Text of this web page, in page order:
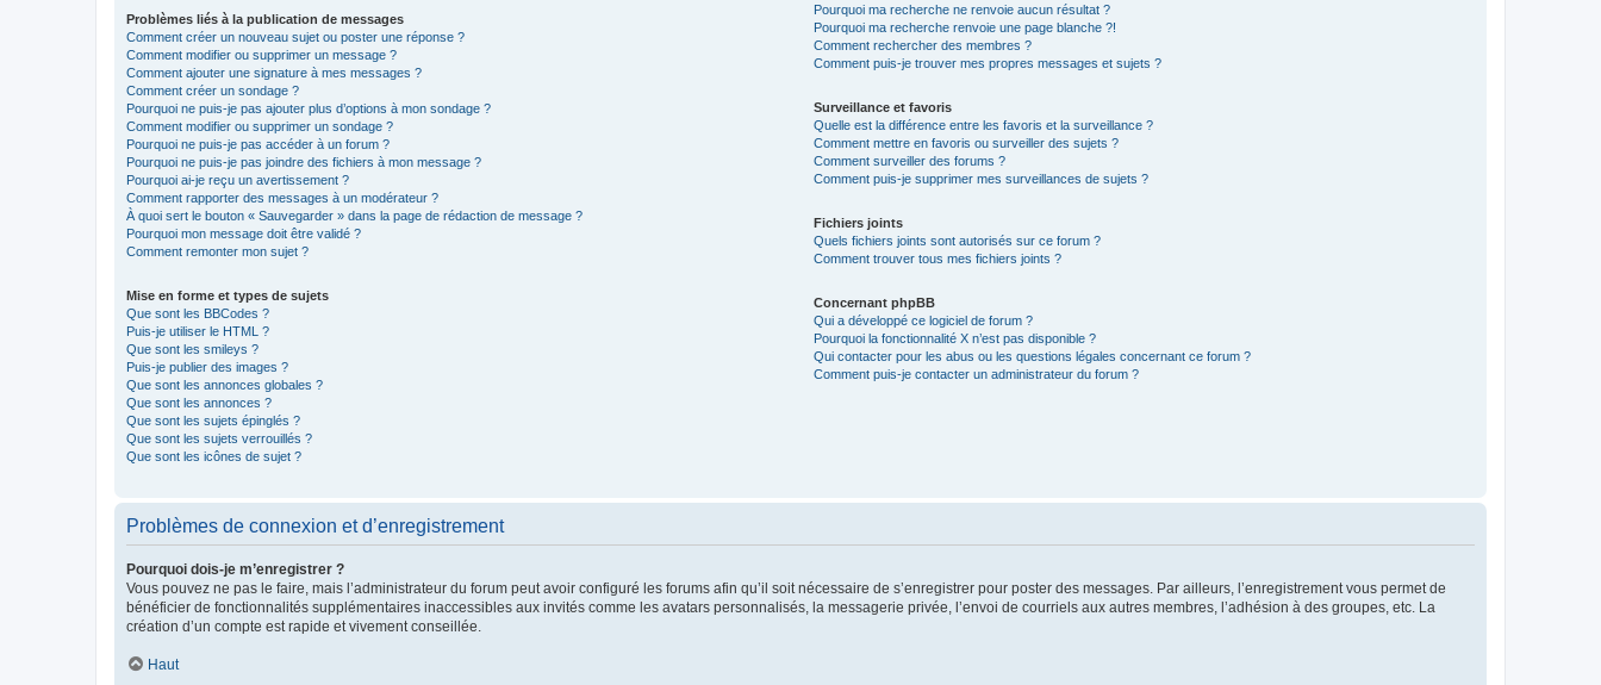
Problèmes liés à la publication de messages
Comment créer un nouveau sujet ou poster une réponse ?
Comment modifier ou supprimer un message ?
Comment ajouter une signature à mes messages ?
Comment créer un sondage ?
Pourquoi ne puis-je pas ajouter plus d’options à mon sondage ?
Comment modifier ou supprimer un sondage ?
Pourquoi ne puis-je pas accéder à un forum ?
Pourquoi ne puis-je pas joindre des fichiers à mon message ?
Pourquoi ai-je reçu un avertissement ?
Comment rapporter des messages à un modérateur ?
À quoi sert le bouton « Sauvegarder » dans la page de rédaction de message ?
Pourquoi mon message doit être validé ?
Comment remonter mon sujet ?
Mise en forme et types de sujets
Que sont les BBCodes ?
Puis-je utiliser le HTML ?
Que sont les smileys ?
Puis-je publier des images ?
Que sont les annonces globales ?
Que sont les annonces ?
Que sont les sujets épinglés ?
Que sont les sujets verrouillés ?
Que sont les icônes de sujet ?
Pourquoi ma recherche ne renvoie aucun résultat ?
Pourquoi ma recherche renvoie une page blanche ?!
Comment rechercher des membres ?
Comment puis-je trouver mes propres messages et sujets ?
Surveillance et favoris
Quelle est la différence entre les favoris et la surveillance ?
Comment mettre en favoris ou surveiller des sujets ?
Comment surveiller des forums ?
Comment puis-je supprimer mes surveillances de sujets ?
Fichiers joints
Quels fichiers joints sont autorisés sur ce forum ?
Comment trouver tous mes fichiers joints ?
Concernant phpBB
Qui a développé ce logiciel de forum ?
Pourquoi la fonctionnalité X n’est pas disponible ?
Qui contacter pour les abus ou les questions légales concernant ce forum ?
Comment puis-je contacter un administrateur du forum ?
Problèmes de connexion et d’enregistrement
Pourquoi dois-je m’enregistrer ?
Vous pouvez ne pas le faire, mais l’administrateur du forum peut avoir configuré les forums afin qu’il soit nécessaire de s’enregistrer pour poster des messages. Par ailleurs, l’enregistrement vous permet de
bénéficier de fonctionnalités supplémentaires inaccessibles aux invités comme les avatars personnalisés, la messagerie privée, l’envoi de courriels aux autres membres, l’adhésion à des groupes, etc. La
création d’un compte est rapide et vivement conseillée.
Haut